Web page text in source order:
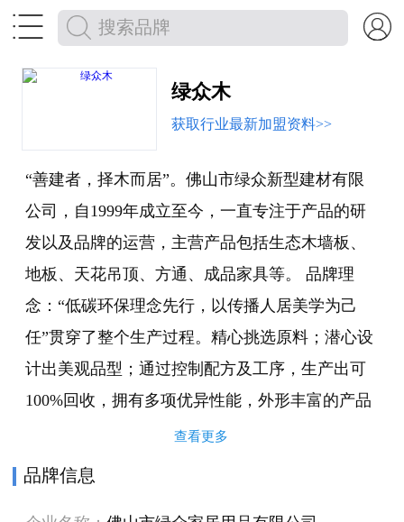
 
绿众木
获取行业最新加盟资料>>
“善建者，择木而居”。佛山市绿众新型建材有限
公司，自1999年成立至今，一直专注于产品的研
发以及品牌的运营，主营产品包括生态木墙板、
地板、天花吊顶、方通、成品家具等。 品牌理
念：“低碳环保理念先行，以传播人居美学为己
任”贯穿了整个生产过程。精心挑选原料；潜心设
计出美观品型；通过控制配方及工序，生产出可
100%回收，拥有多项优异性能，外形丰富的产品
绿众木。 绿众采用多线模式进行营销：年年参展
大型展会、官网提供完善的产品案例展示、微信
查看更多
品牌信息